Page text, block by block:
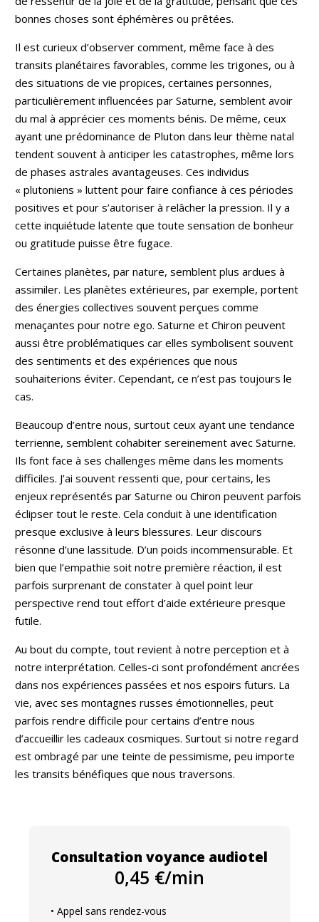
bonnes choses sont éphémères ou prêtées.
Il est curieux d’observer comment, même face à des
transits planétaires favorables, comme les trigones, ou à
des situations de vie propices, certaines personnes,
particulièrement influencées par Saturne, semblent avoir
du mal à apprécier ces moments bénis. De même, ceux
ayant une prédominance de Pluton dans leur thème natal
tendent souvent à anticiper les catastrophes, même lors
de phases astrales avantageuses. Ces individus
« plutoniens » luttent pour faire confiance à ces périodes
positives et pour s’autoriser à relâcher la pression. Il y a
cette inquiétude latente que toute sensation de bonheur
ou gratitude puisse être fugace.
Certaines planètes, par nature, semblent plus ardues à
assimiler. Les planètes extérieures, par exemple, portent
des énergies collectives souvent perçues comme
menaçantes pour notre ego. Saturne et Chiron peuvent
aussi être problématiques car elles symbolisent souvent
des sentiments et des expériences que nous
souhaiterions éviter. Cependant, ce n’est pas toujours le
cas.
Beaucoup d’entre nous, surtout ceux ayant une tendance
terrienne, semblent cohabiter sereinement avec Saturne.
Ils font face à ses challenges même dans les moments
difficiles. J’ai souvent ressenti que, pour certains, les
enjeux représentés par Saturne ou Chiron peuvent parfois
éclipser tout le reste. Cela conduit à une identification
presque exclusive à leurs blessures. Leur discours
résonne d’une lassitude. D’un poids incommensurable. Et
bien que l’empathie soit notre première réaction, il est
parfois surprenant de constater à quel point leur
perspective rend tout effort d’aide extérieure presque
futile.
Au bout du compte, tout revient à notre perception et à
notre interprétation. Celles-ci sont profondément ancrées
dans nos expériences passées et nos espoirs futurs. La
vie, avec ses montagnes russes émotionnelles, peut
parfois rendre difficile pour certains d’entre nous
d’accueillir les cadeaux cosmiques. Surtout si notre regard
est ombragé par une teinte de pessimisme, peu importe
les transits bénéfiques que nous traversons.
Consultation voyance audiotel
0,45 €/min
• Appel sans rendez-vous